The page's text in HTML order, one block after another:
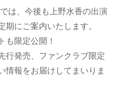
は、今後も上野水香の出演
にご案内いたします。
も限定公開！
行発売、ファンクラブ限定
情報をお届けしてまいりま